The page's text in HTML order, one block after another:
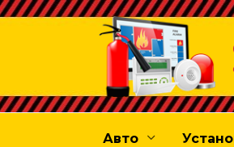
Перейти
Авто